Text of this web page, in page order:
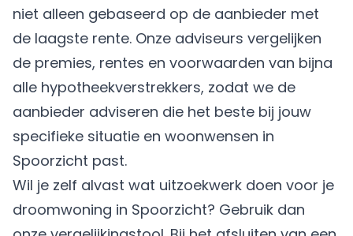
niet alleen gebaseerd op de aanbieder met
de laagste rente. Onze adviseurs vergelijken
de premies, rentes en voorwaarden van bijna
alle hypotheekverstrekkers, zodat we de
aanbieder adviseren die het beste bij jouw
specifieke situatie en woonwensen in
Spoorzicht past.
Wil je zelf alvast wat uitzoekwerk doen voor je
droomwoning in Spoorzicht? Gebruik dan